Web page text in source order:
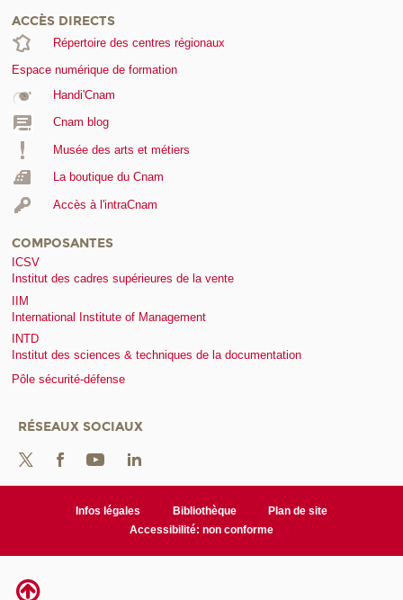
ACCÈS DIRECTS
Répertoire des centres régionaux
Espace numérique de formation
Handi'Cnam
Cnam blog
Musée des arts et métiers
La boutique du Cnam
Accès à l'intraCnam
COMPOSANTES
ICSV
Institut des cadres supérieures de la vente
IIM
International Institute of Management
INTD
Institut des sciences & techniques de la documentation
Pôle sécurité-défense
RÉSEAUX SOCIAUX
Infos légales Bibliothèque
Plan de site
Accessibilité: non conforme